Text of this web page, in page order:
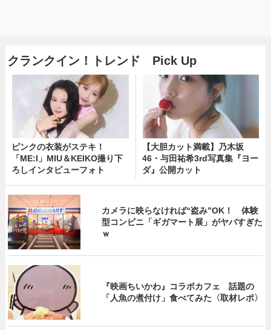
クランクイン！トレンド Pick Up
ピンクの衣装がステキ！
「ME:I」MIU＆KEIKO撮り下
ろしインタビューフォト
【大胆カット満載】乃木坂
46・与田祐希3rd写真集『ヨー
ダ』公開カット
カメラに映らなければ“盗み”OK！ 体験
型コンビニ「ギガマート展」がヤバすぎた
ｗ
『映画ちいかわ』コラボカフェ 話題の
「人魚の煮付け」食べてみた〈取材レポ〉